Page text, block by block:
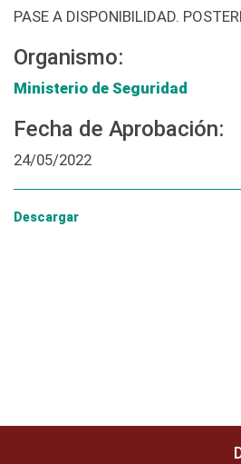
PASE A DISPONIBILIDAD.
Organismo:
Ministerio de Seguridad
Fecha de Aprobación:
24/05/2022
Descargar